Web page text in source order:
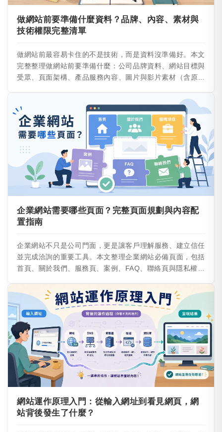
做網站前要準備什麼資料？品牌、內容、素材與
技術權限完整清單
做網站前最容易卡住的不是技術，而是資料沒準備好。本文
完整整理做網站前要準備什麼：公司品牌資料、網站目標與
受眾、頁面架構、產品服務內容、圖片與影片素材（含原創
關鍵字與網域主機等技術權限，並附常見錯誤與一份清單總
表，幫助企業主在委託前先釐清方向、減少來回修改，讓網
站更快上線、更容易做出效果。
企業網站需要哪些頁面？完整頁面規劃與內容配
置指南
企業網站不只是公司門面，更是讓客戶理解服務、建立信任
並完成洽詢的重要工具。本文整理企業網站必備頁面，包括
首頁、關於我們、服務頁、案例、FAQ、聯絡頁與隱私權政
業建立更完整的官網規劃。
網站運作原理入門：從輸入網址到看見網頁，網
站背後發生了什麼？